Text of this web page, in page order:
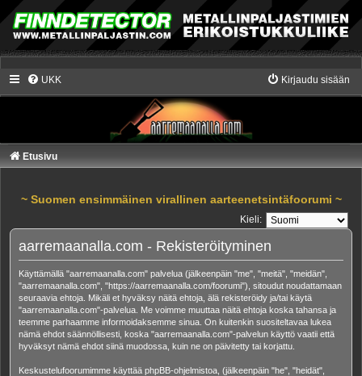
UKK Kirjaudu sisään
Etusivu
~ Suomen ensimmäinen virallinen aarteenetsintäfoorumi ~
Kieli:
aarremaanalla.com - Rekisteröityminen
Käyttämällä "aarremaanalla.com" palvelua (jälkeenpäin "me", "meitä", "meidän",
"aarremaanalla.com", "https://aarremaanalla.com/foorumi"), sitoudut noudattamaan
seuraavia ehtoja. Mikäli et hyväksy näitä ehtoja, älä rekisteröidy ja/tai käytä
"aarremaanalla.com"-palvelua. Me voimme muuttaa näitä ehtoja koska tahansa ja
teemme parhaamme informoidaksemme sinua. On kuitenkin suositeltavaa lukea
nämä ehdot säännöllisesti, koska "aarremaanalla.com"-palvelun käyttö vaatii että
hyväksyt nämä ehdot siinä muodossa, kuin ne on päivitetty tai korjattu.
Keskustelufoorumimme käyttää phpBB-ohjelmistoa, (jälkeenpäin "he", "heidät",